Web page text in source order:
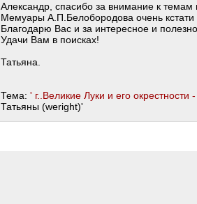
Александр, спасибо за внимание к темам
Мемуары А.П.Белобородова очень кстати
Благодарю Вас и за интересное и
Удачи Вам в поисках!
Татьяна.
Тема: ' г..Великие Луки и его
Татьяны (weright)'